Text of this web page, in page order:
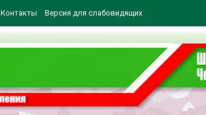
Контакты Версия для слабовидящих